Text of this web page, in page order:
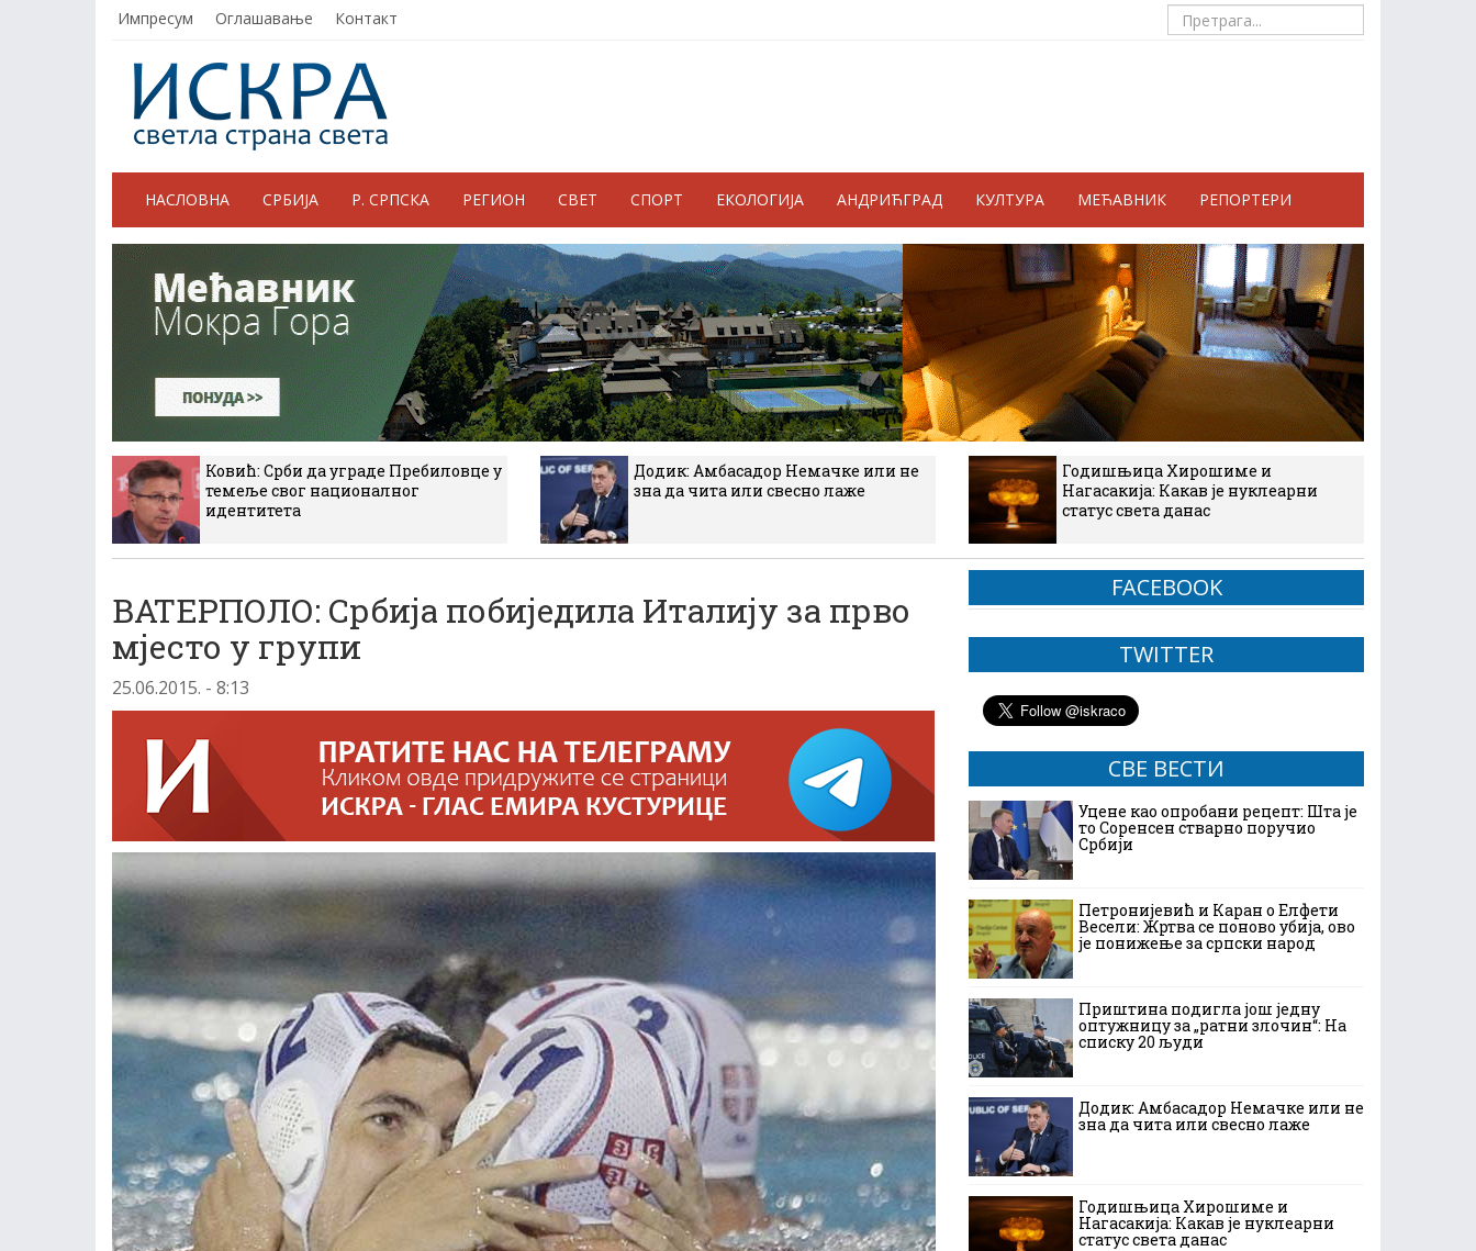
Импресум Оглашавање Контакт
НАСЛОВНА СРБИЈА Р. СРПСКА РЕГИОН СВЕТ СПОРТ ЕКОЛОГИЈА АНДРИЋГРАД КУЛТУРА МЕЋАВНИК РЕПОРТЕРИ
Ковић: Срби да уграде Пребиловце у
темеље свог националног
идентитета
Додик: Амбасадор Немачке или не
зна да чита или свесно лаже
Годишњица Хирошиме и
Нагасакија: Какав је нуклеарни
статус света данас
ВАТЕРПОЛО: Србија побиједила Италију за прво
мјесто у групи
25.06.2015. - 8:13
FACEBOOK
TWITTER
СВЕ ВЕСТИ
Уцене као опробани рецепт: Шта је
то Соренсен стварно поручио
Србији
Петронијевић и Каран о Елфети
Весели: Жртва се поново убија, ово
је понижење за српски народ
Приштина подигла још једну
оптужницу за „ратни злочин“: На
списку 20 људи
Додик: Амбасадор Немачке или не
зна да чита или свесно лаже
Годишњица Хирошиме и
Нагасакија: Какав је нуклеарни
статус света данас